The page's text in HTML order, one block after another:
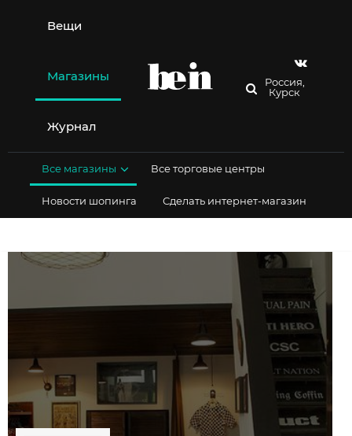
содержимому
Вещи
Магазины
Журнал
Россия,
Курск
Все магазины Все торговые центры
Новости шопинга Сделать интернет-магазин